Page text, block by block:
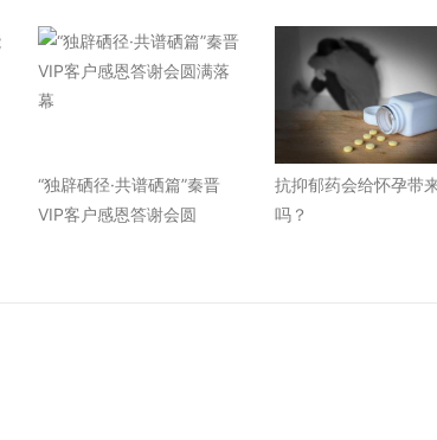
“独辟硒径·共谱硒篇”秦晋
VIP客户感恩答谢会圆
抗抑郁药会给怀孕带
吗？